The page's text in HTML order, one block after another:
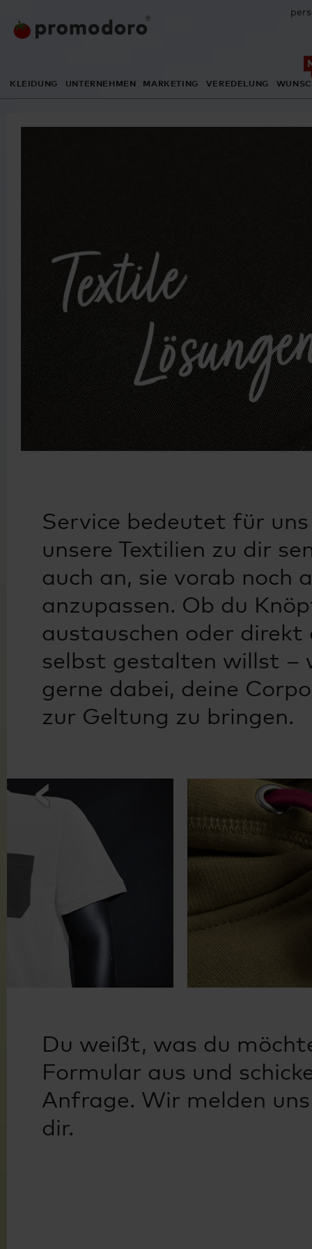
KLEIDUNG UNTERNEHMEN MARKETING VEREDELUNG
Service bedeutet für
unsere Textilien zu dir
auch an, sie vorab noch
anzupassen. Ob du
austauschen oder
selbst gestalten willst –
gerne dabei, deine
zur Geltung zu bringen.
Du weißt, was du
Formular aus und
Anfrage. Wir melden
dir.